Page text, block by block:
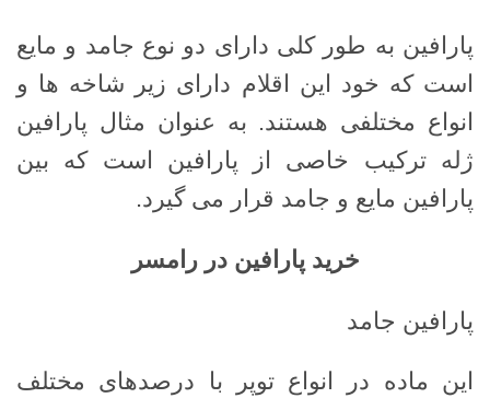
پارافین به طور کلی دارای دو نوع جامد و مایع
است که خود این اقلام دارای زیر شاخه ها و
انواع مختلفی هستند. به عنوان مثال پارافین
ژله ترکیب خاصی از پارافین است که بین
پارافین مایع و جامد قرار می گیرد.
خرید پارافین در رامسر
پارافین جامد
این ماده در انواع توپر با درصدهای مختلف